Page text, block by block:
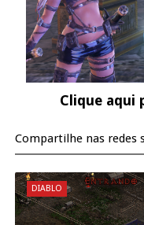
Clique aqui
Compartilhe nas redes
DIABLO